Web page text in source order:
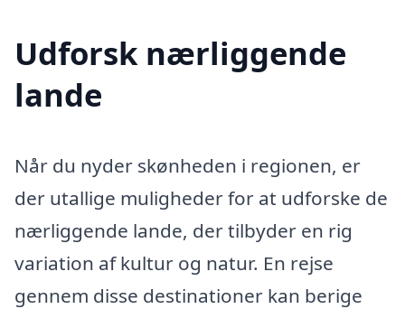
Udforsk nærliggende
lande
Når du nyder skønheden i regionen, er
der utallige muligheder for at udforske de
nærliggende lande, der tilbyder en rig
variation af kultur og natur. En rejse
gennem disse destinationer kan berige